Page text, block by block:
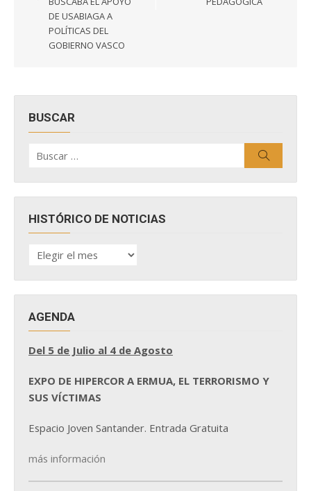
DE USABIAGA A
POLÍTICAS DEL
GOBIERNO VASCO
BUSCAR
por:
HISTÓRICO DE NOTICIAS
HISTÓRICO
DE
AGENDA
Del 5 de Julio al 4 de Agosto
EXPO DE HIPERCOR A ERMUA, EL TERRORISMO Y
SUS VÍCTIMAS
Espacio Joven Santander. Entrada Gratuita
más información